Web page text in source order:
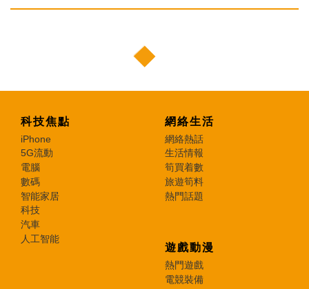
科技焦點
iPhone
5G流動
電腦
數碼
智能家居
科技
汽車
人工智能
網絡生活
網絡熱話
生活情報
筍買着數
旅遊筍料
熱門話題
遊戲動漫
熱門遊戲
電競裝備